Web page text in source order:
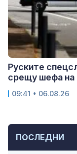
ПОСЛЕДНИ
Руските
срещу шефа на
09:41 • 06.08.26